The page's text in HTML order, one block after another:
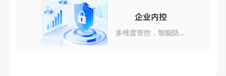
企业内控
多维度管控，智能防风